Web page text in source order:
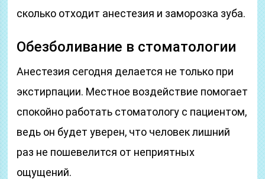
сколько отходит анестезия и заморозка зуба.
Обезболивание в стоматологии
Анестезия сегодня делается не только при
экстирпации. Местное воздействие помогает
спокойно работать стоматологу с пациентом,
ведь он будет уверен, что человек лишний
раз не пошевелится от неприятных
ощущений.